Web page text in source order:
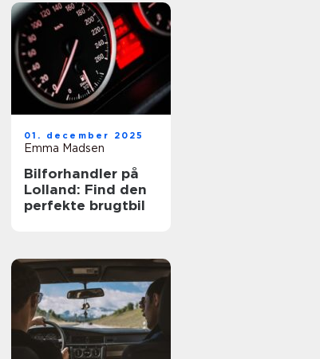
01. december 2025
Emma Madsen
Bilforhandler på
Lolland: Find den
perfekte brugtbil